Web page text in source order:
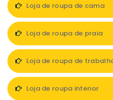
Loja de roupa de cama
Loja de roupa de praia
Loja de roupa de
Loja de roupa interior